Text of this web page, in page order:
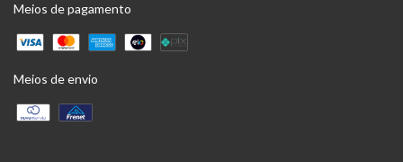
Meios de pagamento
Meios de envio